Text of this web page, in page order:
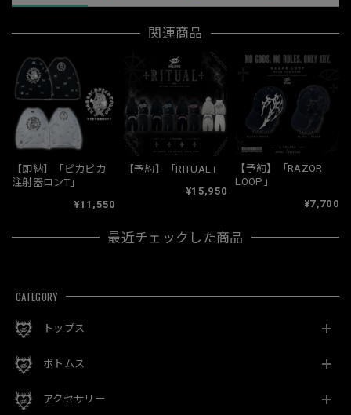
関連商品
【即納】「ピカピカ
注射器ロンT」
¥11,550
【予約】「RITUAL」
¥15,950
【予約】「RAZOR
LOOP」
¥7,700
最近チェックした商品
CATEGORY
トップス
ボトムス
アクセサリー